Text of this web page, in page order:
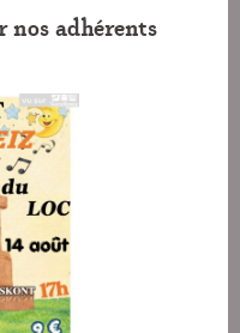
nos adhérents